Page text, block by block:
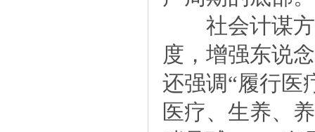
社会计谋方
度，增强东说
还强调“履行医
医疗、生养、